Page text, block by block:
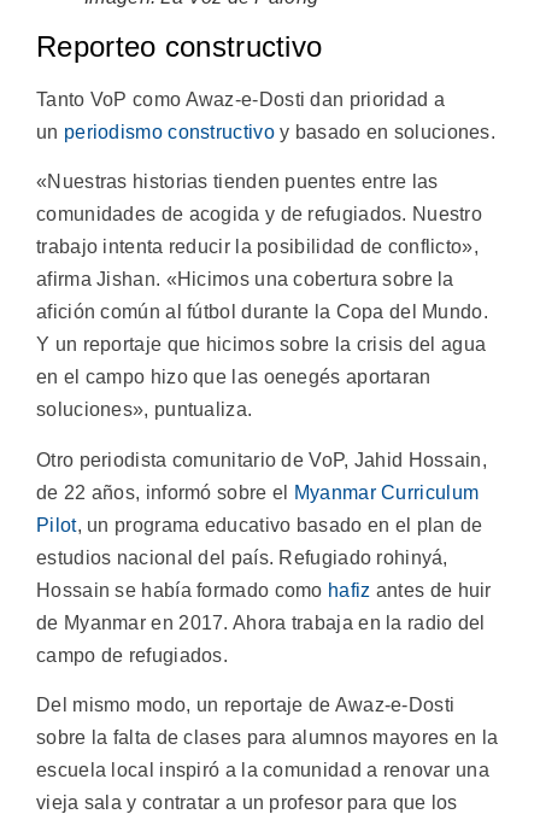
Reporteo constructivo
Tanto VoP como Awaz-e-Dosti dan prioridad a
un periodismo constructivoy basado en soluciones.
«Nuestras historias tienden puentes entre las
comunidades de acogida y de refugiados. Nuestro
trabajo intenta reducir la posibilidad de conflicto»,
afirma Jishan. «Hicimos una cobertura sobre la
afición común al fútbol durante la Copa del Mundo.
Y un reportaje que hicimos sobre la crisis del agua
en el campo hizo que las oenegés aportaran
soluciones», puntualiza.
Otro periodista comunitario de VoP, Jahid Hossain,
de 22 años, informó sobre el
Myanmar Curriculum
Pilot, un programa educativo basado en el plan de
estudios nacional del país. Refugiado rohinyá,
Hossain se había formado como hafiz antes de huir
de Myanmar en 2017. Ahora trabaja en la radio del
campo de refugiados.
Del mismo modo, un reportaje de Awaz-e-Dosti
sobre la falta de clases para alumnos mayores en la
escuela local inspiró a la comunidad a renovar una
vieja sala y contratar a un profesor para que los